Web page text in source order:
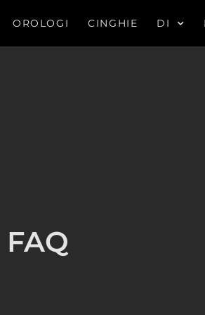
OROLOGI CINGHIE DI
FAQ